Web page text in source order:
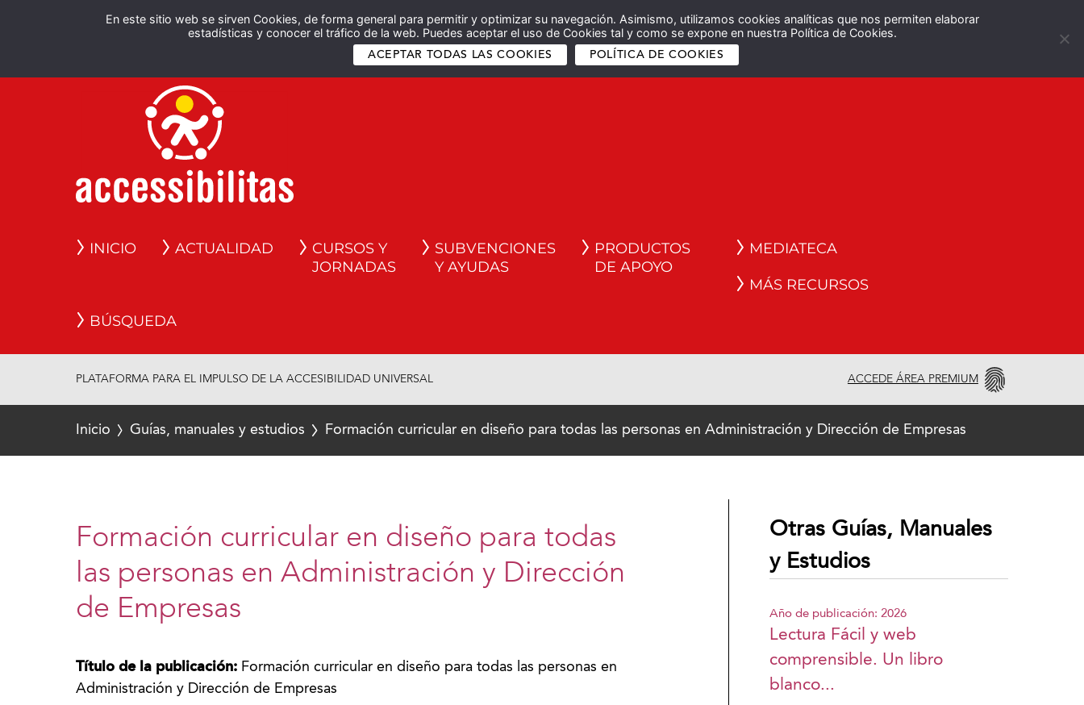
En este sitio web se sirven Cookies, de forma general para permitir y optimizar su navegación. Asimismo, utilizamos cookies analíticas que nos permiten elaborar
estadísticas y conocer el tráfico de la web. Puedes aceptar el uso de Cookies tal y como se expone en nuestra Política de Cookies.
ACEPTAR TODAS LAS COOKIES POLÍTICA DE COOKIES
Español English
INICIO ACTUALIDAD
CURSOS Y
JORNADAS
SUBVENCIONES
Y AYUDAS
PRODUCTOS
DE APOYO
MEDIATECA
MÁS RECURSOS
BÚSQUEDA
PLATAFORMA PARA EL IMPULSO DE LA ACCESIBILIDAD UNIVERSAL ACCEDE ÁREA PREMIUM
Inicio Guías, manuales y estudios Formación curricular en diseño para todas las personas en Administración y Dirección de Empresas
Formación curricular en diseño para todas
las personas en Administración y Dirección
de Empresas
Título de la publicación: Formación curricular en diseño para todas las personas en
Administración y Dirección de Empresas
Otras Guías, Manuales
y Estudios
Año de publicación: 2026
Lectura Fácil y web
comprensible. Un libro
blanco...